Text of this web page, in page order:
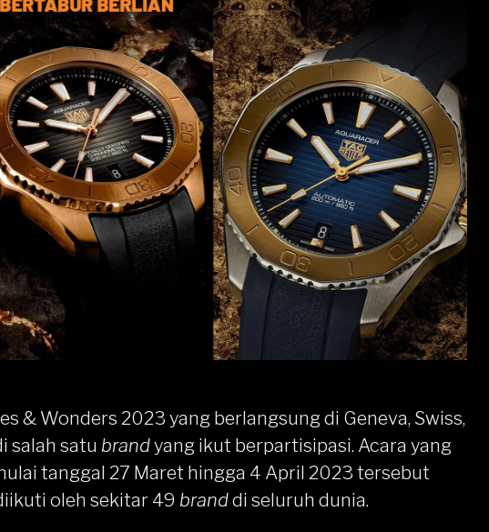
& Wonders 2023 yang berlangsung di Geneva, Swiss,
salah satu brandyang ikut berpartisipasi. Acara yang
tanggal 27 Maret hingga 4 April 2023 tersebut
oleh sekitar 49 branddi seluruh dunia.